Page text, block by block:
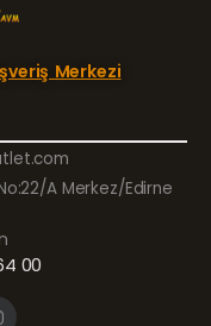
Merkezi
A Merkez/Edirne
00